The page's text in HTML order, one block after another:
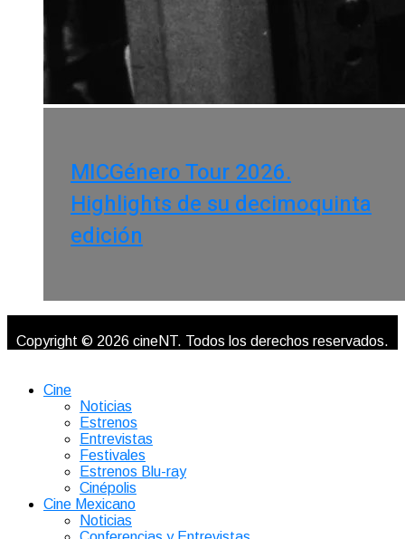
MICGénero Tour 2026.
Highlights de su decimoquinta
edición
Copyright © 2026 cineNT. Todos los derechos reservados.
Cine
Noticias
Estrenos
Entrevistas
Festivales
Estrenos Blu-ray
Cinépolis
Cine Mexicano
Noticias